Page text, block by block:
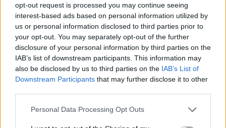
opt-out request is processed you may continue seeing
interest-based ads based on personal information utilized by
us or personal information disclosed to third parties prior to
your opt-out. You may separately opt-out of the further
disclosure of your personal information by third parties on the
IAB’s list of downstream participants. This information may
also be disclosed by us to third parties on the IAB’s List of
Downstream Participants that may further disclose it to other
Personal Data Processing Opt Outs